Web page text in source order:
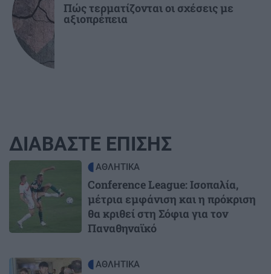
Πώς τερματίζονται οι σχέσεις με
αξιοπρέπεια
ΔΙΑΒΑΣΤΕ ΕΠΙΣΗΣ
ΑΘΛΗΤΙΚΑ
Conference League: Ισοπαλία,
μέτρια εμφάνιση και η πρόκριση
θα κριθεί στη Σόφια για τον
Παναθηναϊκό
Image ΑΘΛΗΤΙΚΑ